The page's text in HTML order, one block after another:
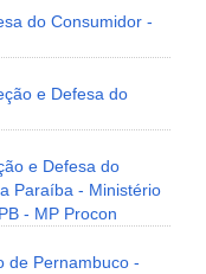
do Consumidor -
e Defesa do
e Defesa do
Paraíba - Ministério
- MP Procon
de Pernambuco -